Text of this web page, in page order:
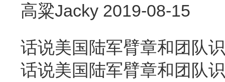
高粱Jacky 2019-08-15
话说美国陆军臂章和团队
话说美国陆军臂章和团队